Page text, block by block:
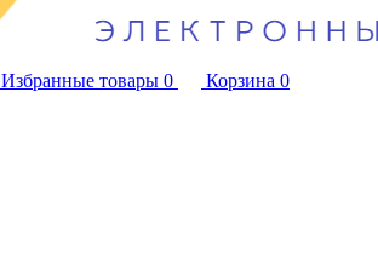
Избранные товары 0 Корзина 0